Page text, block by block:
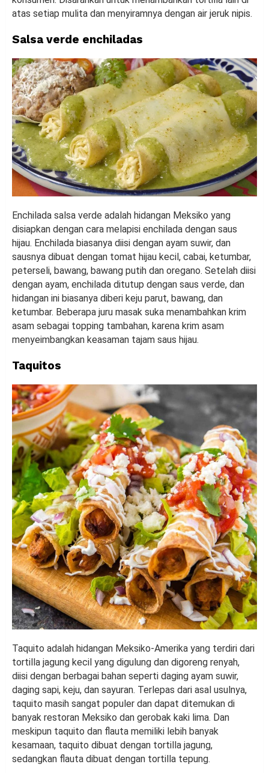
atas setiap mulita dan menyiramnya dengan air jeruk nipis.
Salsa verde enchiladas
Enchilada salsa verde adalah hidangan Meksiko yang
disiapkan dengan cara melapisi enchilada dengan saus
hijau. Enchilada biasanya diisi dengan ayam suwir, dan
sausnya dibuat dengan tomat hijau kecil, cabai, ketumbar,
peterseli, bawang, bawang putih dan oregano. Setelah diisi
dengan ayam, enchilada ditutup dengan saus verde, dan
hidangan ini biasanya diberi keju parut, bawang, dan
ketumbar. Beberapa juru masak suka menambahkan krim
asam sebagai topping tambahan, karena krim asam
menyeimbangkan keasaman tajam saus hijau.
Taquitos
Taquito adalah hidangan Meksiko-Amerika yang terdiri dari
tortilla jagung kecil yang digulung dan digoreng renyah,
diisi dengan berbagai bahan seperti daging ayam suwir,
daging sapi, keju, dan sayuran. Terlepas dari asal usulnya,
taquito masih sangat populer dan dapat ditemukan di
banyak restoran Meksiko dan gerobak kaki lima. Dan
meskipun taquito dan flauta memiliki lebih banyak
kesamaan, taquito dibuat dengan tortilla jagung,
sedangkan flauta dibuat dengan tortilla tepung.